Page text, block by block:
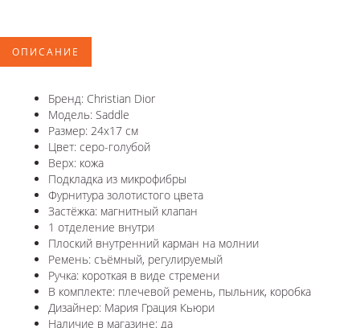
ОПИСАНИЕ
Бренд: Christian Dior
Модель: Saddle
Размер: 24x17 см
Цвет: серо-голубой
Верх: кожа
Подкладка из микрофибры
Фурнитура золотистого цвета
Застёжка: магнитный клапан
1 отделение внутри
Плоский внутренний карман на молнии
Ремень: съёмный, регулируемый
Ручка: короткая в виде стремени
В комплекте: плечевой ремень, пыльник, коробка
Дизайнер: Мария Грация Кьюри
Наличие в магазине: да